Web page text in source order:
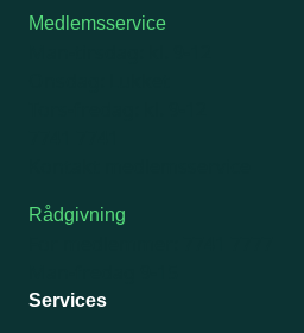
Medlemsservice
Rådgivning
Services